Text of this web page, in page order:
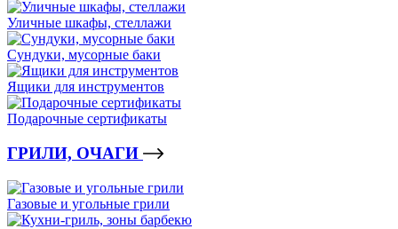
Уличные шкафы, стеллажи
Сундуки, мусорные баки
Ящики для инструментов
Подарочные сертификаты
ГРИЛИ, ОЧАГИ
Газовые и угольные грили